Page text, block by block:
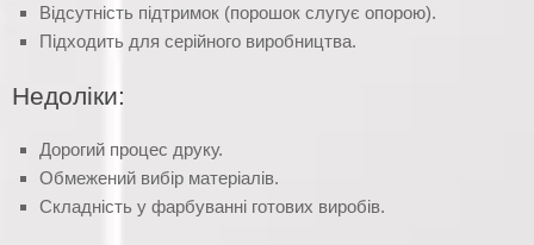
Відсутність підтримок (порошок слугує опорою).
Підходить для серійного виробництва.
Недоліки:
Дорогий процес друку.
Обмежений вибір матеріалів.
Складність у фарбуванні готових виробів.